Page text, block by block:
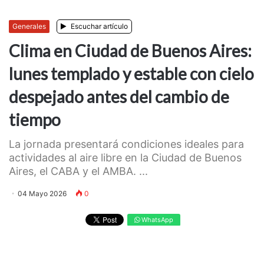
Generales Escuchar artículo
Clima en Ciudad de Buenos Aires:
lunes templado y estable con cielo
despejado antes del cambio de
tiempo
La jornada presentará condiciones ideales para
actividades al aire libre en la Ciudad de Buenos
Aires, el CABA y el AMBA. ...
04 Mayo 2026 0
WhatsApp